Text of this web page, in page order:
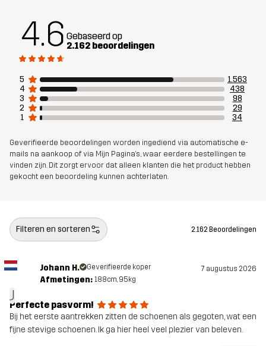
Ontworpen
voor4.6 Gebaseerd op
2.162 beoordelingen
5
1.563
4
438
3
98
2
29
1
34
Geverifieerde beoordelingen worden ingediend via automatische e-
mails na aankoop of via Mijn Pagina's, waar eerdere bestellingen te
vinden zijn. Dit zorgt ervoor dat alleen klanten die het product hebben
gekocht een beoordeling kunnen achterlaten.
Filteren en sorteren 2.162 Beoordelingen
J
Johann H. Geverifieerde koper 7 augustus 2026
Afmetingen: 188cm, 95kg
Perfecte pasvorm!
Bij het eerste aantrekken zitten de schoenen als gegoten, wat een
fijne stevige schoenen. Ik ga hier heel veel plezier van beleven.